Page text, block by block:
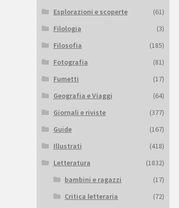
Esplorazioni e scoperte
(61)
Filologia
(3)
Filosofia
(185)
Fotografia
(81)
Fumetti
(17)
Geografia e Viaggi
(64)
Giornali e riviste
(377)
Guide
(167)
Illustrati
(418)
Letteratura
(1832)
bambini e ragazzi
(17)
Critica letteraria
(72)